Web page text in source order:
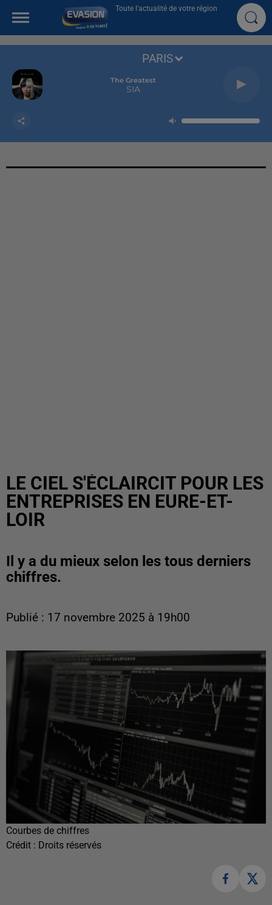
Toute l'actualité de votre région
The Greatest
SIA
PARIS
LE CIEL S'ÉCLAIRCIT POUR LES
ENTREPRISES EN EURE-ET-
LOIR
Il y a du mieux selon les tous derniers
chiffres.
Publié : 17 novembre 2025 à 19h00
Courbes de chiffres
Crédit : Droits réservés